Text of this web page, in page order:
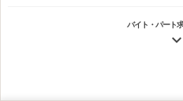
バイト・パート
